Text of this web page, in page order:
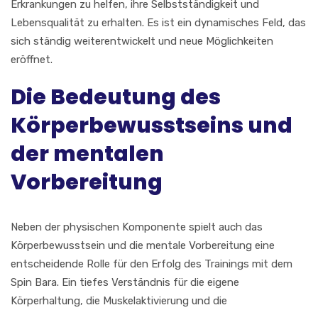
Erkrankungen zu helfen, ihre Selbstständigkeit und
Lebensqualität zu erhalten. Es ist ein dynamisches Feld, das
sich ständig weiterentwickelt und neue Möglichkeiten
eröffnet.
Die Bedeutung des
Körperbewusstseins und
der mentalen
Vorbereitung
Neben der physischen Komponente spielt auch das
Körperbewusstsein und die mentale Vorbereitung eine
entscheidende Rolle für den Erfolg des Trainings mit dem
Spin Bara. Ein tiefes Verständnis für die eigene
Körperhaltung, die Muskelaktivierung und die